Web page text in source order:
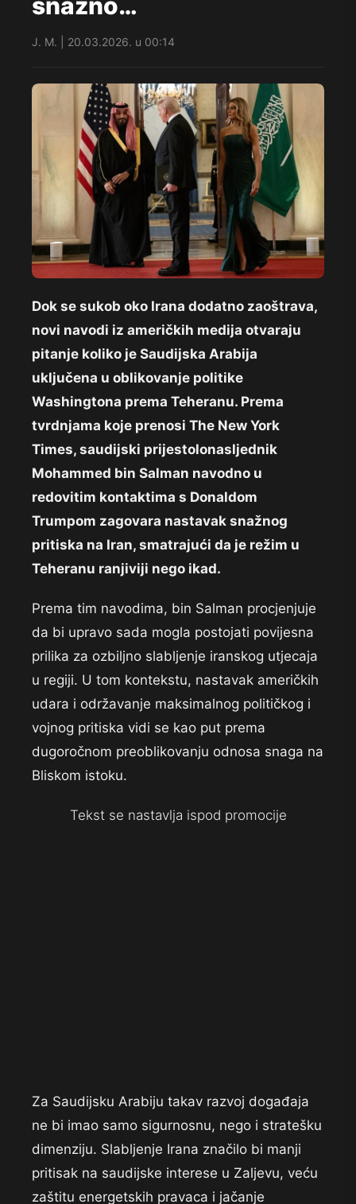
J. M. | 20.03.2026. u 00:14
Dok se sukob oko Irana dodatno zaoštrava,
novi navodi iz američkih medija otvaraju
pitanje koliko je Saudijska Arabija
uključena u oblikovanje politike
Washingtona prema Teheranu. Prema
tvrdnjama koje prenosi The New York
Times, saudijski prijestolonasljednik
Mohammed bin Salman navodno u
redovitim kontaktima s Donaldom
Trumpom zagovara nastavak snažnog
pritiska na Iran, smatrajući da je režim u
Teheranu ranjiviji nego ikad.
Prema tim navodima, bin Salman procjenjuje
da bi upravo sada mogla postojati povijesna
prilika za ozbiljno slabljenje iranskog utjecaja
u regiji. U tom kontekstu, nastavak američkih
udara i održavanje maksimalnog političkog i
vojnog pritiska vidi se kao put prema
dugoročnom preoblikovanju odnosa snaga na
Bliskom istoku.
Tekst se nastavlja ispod promocije
Za Saudijsku Arabiju takav razvoj događaja
ne bi imao samo sigurnosnu, nego i stratešku
dimenziju. Slabljenje Irana značilo bi manji
pritisak na saudijske interese u Zaljevu, veću
zaštitu energetskih pravaca i jačanje